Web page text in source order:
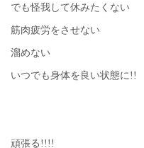
でも怪我して休みたくない
筋肉疲労をさせない
溜めない
いつでも身体を良い状態に!!
頑張る!!!!